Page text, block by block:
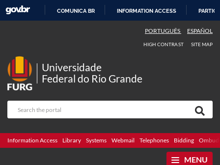
COMUNICA BR INFORMATION ACCESS
PORTUGUÊS ESPAÑOL
HIGH CONTRAST SITE MAP
Universidade
Federal do Rio Grande
Information Access Library Systems Webmail Telephones Bidding
MENU